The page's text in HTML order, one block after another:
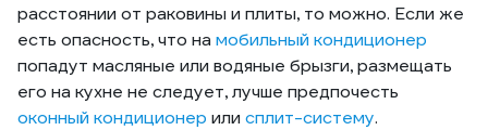
расстоянии от раковины и плиты, то можно. Если же
есть опасность, что на мобильный кондиционер
попадут масляные или водяные брызги, размещать
его на кухне не следует, лучше предпочесть
оконный кондиционер или сплит-систему.